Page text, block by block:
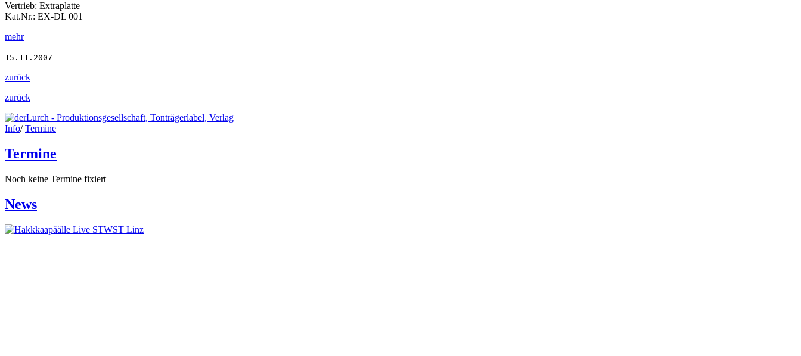
Vertrieb: Extraplatte
Kat.Nr.: EX-DL 001
mehr
15.11.2007
zurück
zurück
Info/Termine
Termine
Noch keine Termine fixiert
News